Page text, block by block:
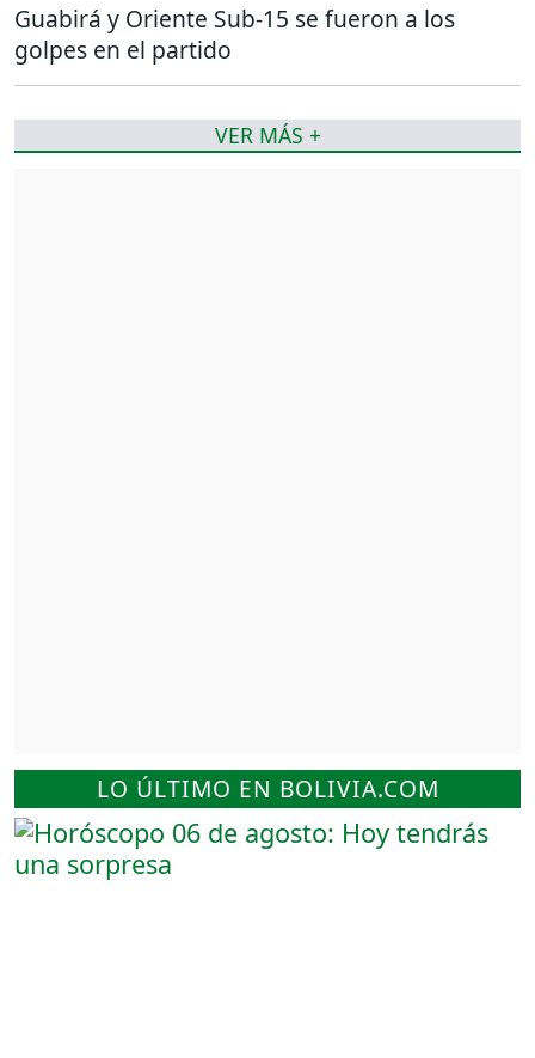
LO ÚLTIMO EN BOLIVIA.COM
Guabirá y Oriente Sub-15 se fueron a los
golpes en el partido
VER MÁS +